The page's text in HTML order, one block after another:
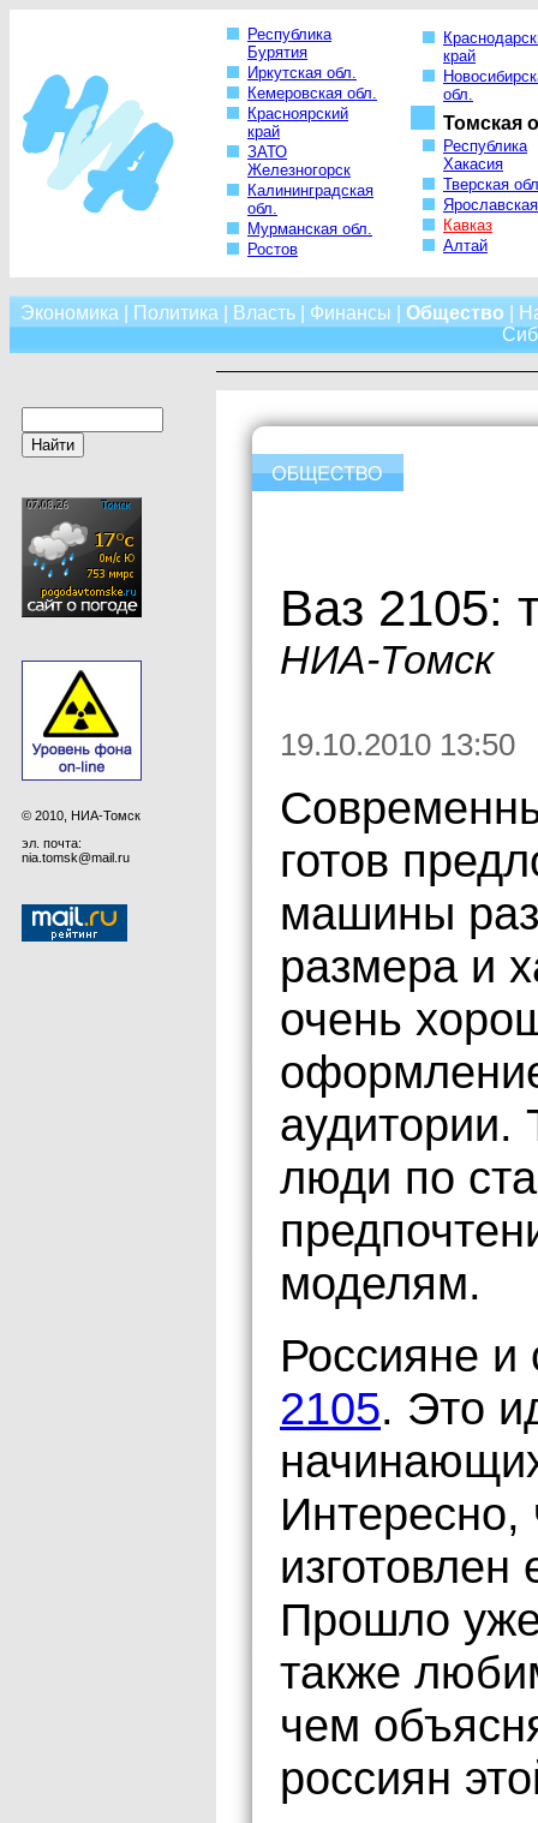
Республика
Бурятия
Иркутская обл.
Кемеровская обл.
Красноярский
край
ЗАТО
Железногорск
Калининградская
обл.
Мурманская обл.
Ростов
край
обл.
Томская
Республика
Хакасия
Тверская
Кавказ
Алтай
Экономика Политика Власть| Финансы Общество
© 2010, НИА-Томск
эл. почта:
nia.tomsk@mail.ru
Ваз 2105:
НИА-Томск
19.10.2010 13:50
готов
машины
размера и
очень
аудитории.
люди по
моделям.
Россияне и
2105. Это
Интересно,
Прошло
также
чем
россиян